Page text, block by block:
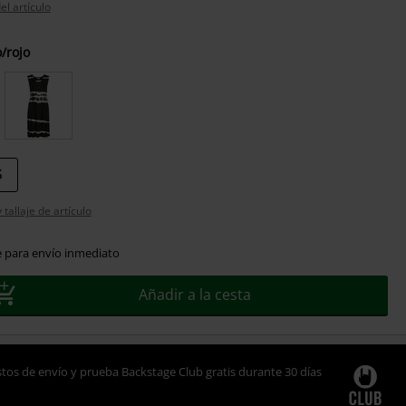
artículo
rojo
tallaje de artículo
para envío inmediato
Añadir a la cesta
de envío y prueba Backstage Club gratis durante 30 días